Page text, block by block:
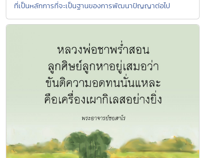
ที่เป็นหลักการที่จะเป็นฐานของการพัฒนาปัญญาต่อไป